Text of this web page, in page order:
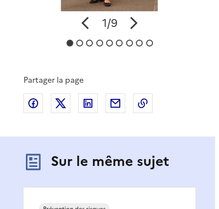
1/9
Partager la page
Partager sur Facebook
Partager sur XPartager sur LinkedIn
Partager par email
Sur le même sujet